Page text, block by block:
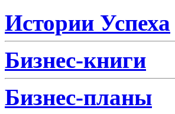
Истории Успеха
Бизнес-книги
Бизнес-планы